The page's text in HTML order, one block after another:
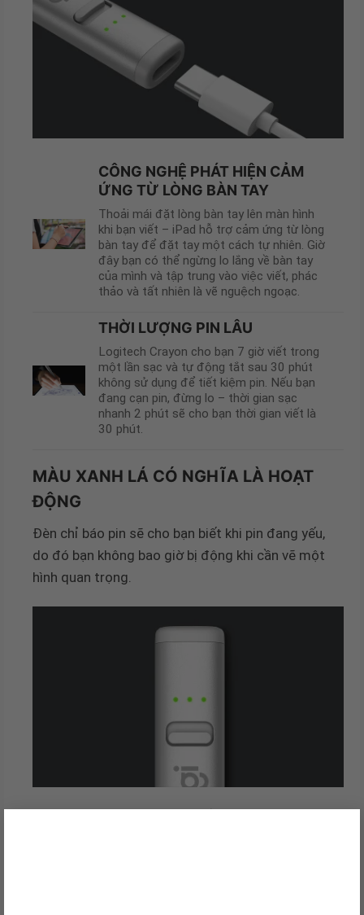
CÔNG NGHỆ PHÁT HIỆN CẢM
ỨNG TỪ LÒNG BÀN TAY
Thoải mái đặt lòng bàn tay lên màn hình
khi bạn viết – iPad hỗ trợ cảm ứng từ lòng
bàn tay để đặt tay một cách tự nhiên. Giờ
đây bạn có thể ngừng lo lắng về bàn tay
của mình và tập trung vào việc viết, phác
thảo và tất nhiên là vẽ nguệch ngoạc.
THỜI LƯỢNG PIN LÂU
Logitech Crayon cho bạn 7 giờ viết trong
một lần sạc và tự động tắt sau 30 phút
không sử dụng để tiết kiệm pin. Nếu bạn
đang cạn pin, đừng lo – thời gian sạc
nhanh 2 phút sẽ cho bạn thời gian viết là
30 phút.
MÀU XANH LÁ CÓ NGHĨA LÀ HOẠT
ĐỘNG
Đèn chỉ báo pin sẽ cho bạn biết khi pin đang yếu,
do đó bạn không bao giờ bị động khi cần vẽ một
hình quan trọng.